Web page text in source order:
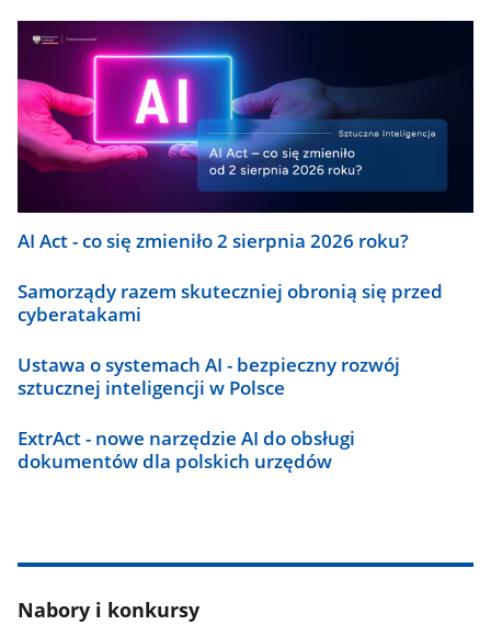
AI Act - co się zmieniło 2 sierpnia 2026 roku?
Samorządy razem skuteczniej obronią się przed
cyberatakami
Ustawa o systemach AI - bezpieczny rozwój
sztucznej inteligencji w Polsce
ExtrAct - nowe narzędzie AI do obsługi
dokumentów dla polskich urzędów
Nabory i konkursy